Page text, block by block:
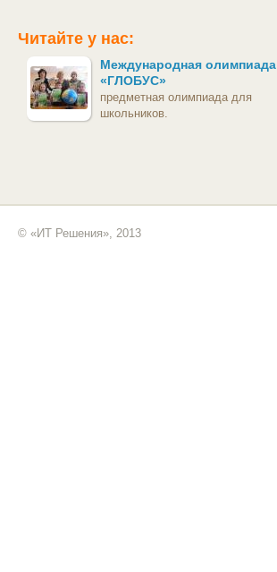
Читайте у нас:
Международная олимпиада
«ГЛОБУС»
предметная олимпиада для
школьников.
© «ИТ Решения», 2013